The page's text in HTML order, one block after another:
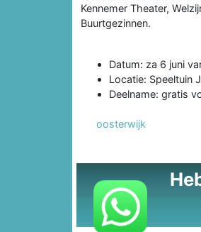
Kennemer Theater,
Buurtgezinnen.
Datum: za 6 juni
Locatie: Speeltuin
Deelname: gratis
oosterwijk